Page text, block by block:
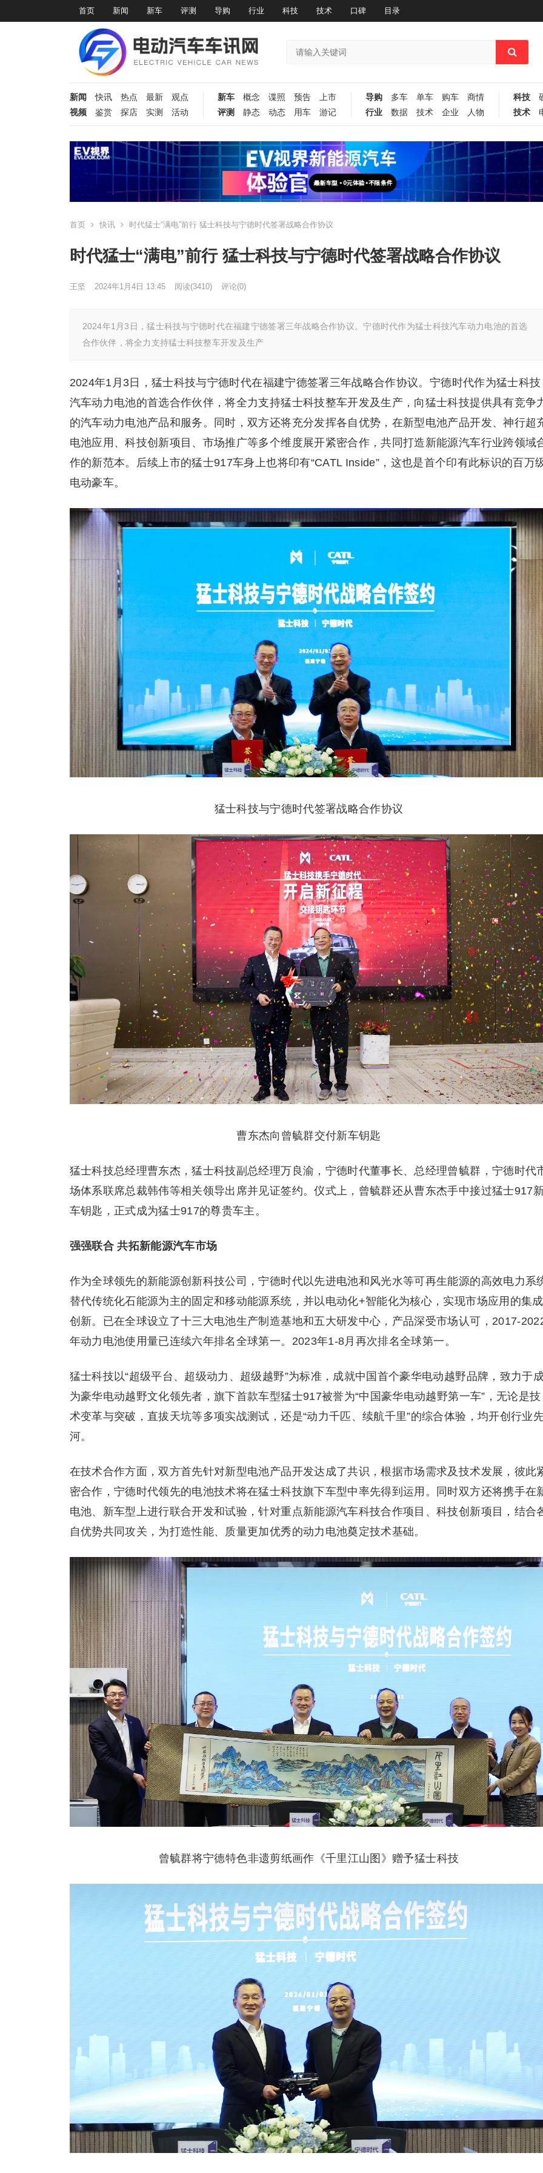
首页 新闻 新车 评测 导购 行业 科技 技术 口碑 目录
新闻 快讯 热点 最新
观点
视频
鉴赏 探店 实测 活动
新车 概念 谍照 预告
上市
评测
静态 动态 用车 游记
导购 多车 单车 购车
商情
行业
数据 技术 企业 人物
科技
技术
首页 快讯 时代猛士“满电”前行 猛士科技与宁德时代签署战略合作协议
时代猛士“满电”前行 猛士科技与宁德时代签署战略合作协议
王坚 2024年1月4日 13:45 阅读(3410) 评论(0)
2024年1月3日，猛士科技与宁德时代在福建宁德签署三年战略合作协议。宁德时代作为猛士科技汽车动力电池的首选
合作伙伴，将全力支持猛士科技整车开发及生产
2024年1月3日，猛士科技与宁德时代在福建宁德签署三年战略合作协议。宁德时代作为猛士科技
汽车动力电池的首选合作伙伴，将全力支持猛士科技整车开发及生产，向猛士科技提供具有竞争
的汽车动力电池产品和服务。同时，双方还将充分发挥各自优势，在新型电池产品开发、神行超
电池应用、科技创新项目、市场推广等多个维度展开紧密合作，共同打造新能源汽车行业跨领域
作的新范本。后续上市的猛士917车身上也将印有“CATL Inside”，这也是首个印有此标识的百万
电动豪车。
猛士科技与宁德时代签署战略合作协议
曹东杰向曾毓群交付新车钥匙
猛士科技总经理曹东杰，猛士科技副总经理万良渝，宁德时代董事长、总经理曾毓群，宁德时代
场体系联席总裁韩伟等相关领导出席并见证签约。仪式上，曾毓群还从曹东杰手中接过猛士917
车钥匙，正式成为猛士917的尊贵车主。
强强联合 共拓新能源汽车市场
作为全球领先的新能源创新科技公司，宁德时代以先进电池和风光水等可再生能源的高效电力系
替代传统化石能源为主的固定和移动能源系统，并以电动化+智能化为核心，实现市场应用的集成
创新。已在全球设立了十三大电池生产制造基地和五大研发中心，产品深受市场认可，2017-
年动力电池使用量已连续六年排名全球第一。2023年1-8月再次排名全球第一。
猛士科技以“超级平台、超级动力、超级越野”为标准，成就中国首个豪华电动越野品牌，致力于
为豪华电动越野文化领先者，旗下首款车型猛士917被誉为“中国豪华电动越野第一车”，无论是技
术变革与突破，直拔天坑等多项实战测试，还是“动力千匹、续航千里”的综合体验，均开创行业
河。
在技术合作方面，双方首先针对新型电池产品开发达成了共识，根据市场需求及技术发展，彼此
密合作，宁德时代领先的电池技术将在猛士科技旗下车型中率先得到运用。同时双方还将携手在
电池、新车型上进行联合开发和试验，针对重点新能源汽车科技合作项目、科技创新项目，结合
自优势共同攻关，为打造性能、质量更加优秀的动力电池奠定技术基础。
曾毓群将宁德特色非遗剪纸画作《千里江山图》赠予猛士科技